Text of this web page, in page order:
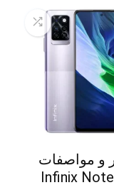
و مواصفات
Infinix